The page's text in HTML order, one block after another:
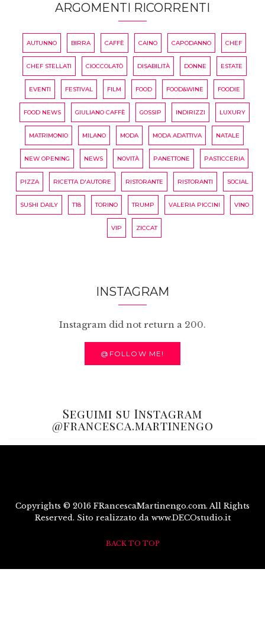
ARGOMENTI RICORRENTI
AUTUNNO BIRRA CAFFÈ CAINO CAPODANNO CHEF
CHEF STELLATI CIOCCOLATÒ DISABILITÀ DONNE ESTATE
EVENTI FESTIVAL FILM FOOD FOOD&WINE FOODIE
FOOD NEWS GIULIANO CAFFÈ GOSSIP INDIRIZZI LUXURY
MATRIMONIO MILANO MODA MODA ADATTIVA NATALE
NEW OPENING NEWS NOVITÀ PANETTONE PASTICCERIA
PIZZA RICETTA D'AUTORE RISTORANTE RISTORANTI SOCIAL
SUSHI DAILY T18 TORINO TRUMP VALERIA PICCINI VINO
VIP ZICCAT
INSTAGRAM
Instagram did not return a 200.
@FOLLOW ME!
Seguimi su Instagram
@francesca.martinengo
Copyrights © 2016 FRancescaMartinengo.com. All Rights
Reserved. Sito realizzato da www.DECOstudio.it
BACK TO TOP